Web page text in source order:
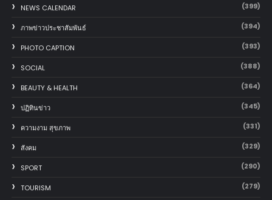
NEWS CALENDAR (399)
ภาพข่าวประชาสัมพันธ์ (394)
PHOTO CAPTION (393)
SOCIAL (388)
BEAUTY & HEALTH (364)
ปฏิทินข่าว (345)
ความงาม สุขภาพ (331)
สังคม (329)
SPORT (290)
TOURISM (279)